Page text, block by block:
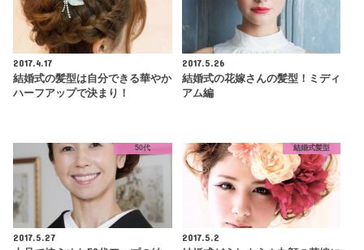
2017.4.17
結婚式の髪型は自分できる華やか
ハーフアップで決まり！
2017.5.26
結婚式の花嫁さんの髪型！ミディ
アム編
50代
2017.5.27
結婚式髪型
2017.5.2